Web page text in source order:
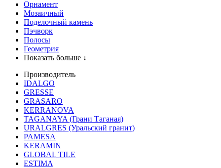
Орнамент
Мозаичный
Поделочный камень
Пэчворк
Полосы
Геометрия
Показать больше ↓
Производитель
IDALGO
GRESSE
GRASARO
KERRANOVA
TAGANAYA (Грани Таганая)
URALGRES (Уральский гранит)
PAMESA
KERAMIN
GLOBAL TILE
ESTIMA